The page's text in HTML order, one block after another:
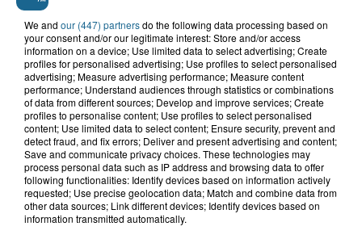
8h40
"Mayday Relay !" : du contrôle de
routine au sauvetage d'urgence de...
7h49
Le cirque Benzini n’a pas fait rire tout
le monde cette semaine à...
We and our (447) partnersdo the following data processing based on
your consent and/or our legitimate interest: Store and/or access
information on a device; Use limited data to select advertising; Create
profiles for personalised advertising; Use profiles to select personalised
advertising; Measure advertising performance; Measure content
performance; Understand audiences through statistics or combinations
of data from different sources; Develop and improve services; Create
profiles to personalise content; Use profiles to select personalised
content; Use limited data to select content; Ensure security, prevent and
detect fraud, and fix errors; Deliver and present advertising and content;
Save and communicate privacy choices. These technologies may
process personal data such as IP address and browsing data to offer
following functionalities: Identify devices based on information actively
requested; Use precise geolocation data; Match and combine data from
other data sources; Link different devices; Identify devices based on
information transmitted automatically.